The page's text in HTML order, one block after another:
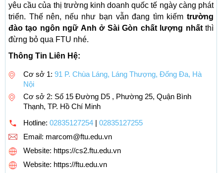
yêu cầu của thị trường kinh doanh quốc tế ngày càng phát
triển. Thế nên, nếu như bạn vẫn đang tìm kiếm trường
đào tạo ngôn ngữ Anh ở Sài Gòn chất lượng nhấtthì
đừng bỏ qua FTU nhé.
Thông Tin Liên Hệ:
Cơ sở 1: 91 P. Chùa Láng, Láng Thượng, Đống Đa, Hà
Nội
Cơ sở 2: Số 15 Đường D5 , Phường 25, Quận Bình
Thạnh, TP. Hồ Chí Minh
Hotline: 02835127254 | 02835127255
Email: marcom@ftu.edu.vn
Website: https://cs2.ftu.edu.vn
Website: https://ftu.edu.vn